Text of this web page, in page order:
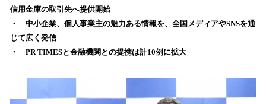
を
読
込
み
で
信用金庫の取引先へ提供開始
・ 中小企業、個人事業主の魅力ある情報を、全国メディアやSNSを通
じて広く発信
・ PR TIMESと金融機関との提携は計10例に拡大